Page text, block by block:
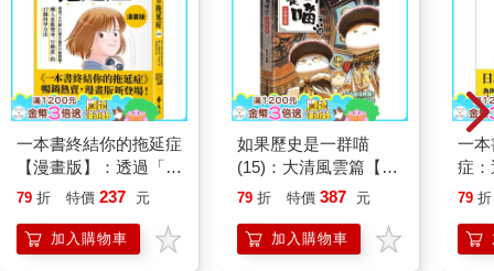
一本書終結你的拖延症
【漫畫版】：透過「小
行動」打開大腦的行動
「行動派」的37個科
學方法
79 折 特價 237 元
加入購物車
如果歷史是一群喵
(15)：大清風雲篇【萌
貓漫畫學歷史】
79 折 特價 387 元
加入購物車
一
症
開
的
79 折